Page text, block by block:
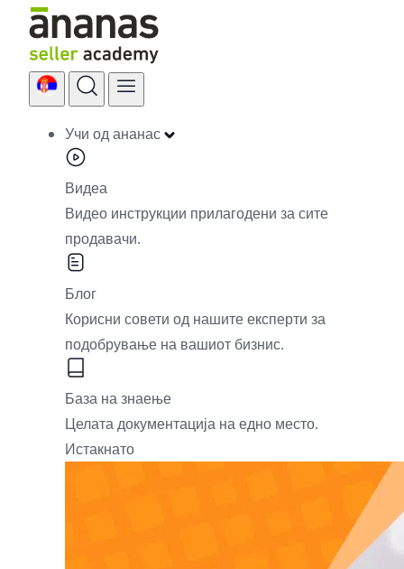
Skip
content
Учи од ананас
Видеа
Видео инструкции прилагодени за сите
продавачи.
Блог
Корисни совети од нашите експерти за
подобрување на вашиот бизнис.
База на знаење
Целата документација на едно место.
Истакнато